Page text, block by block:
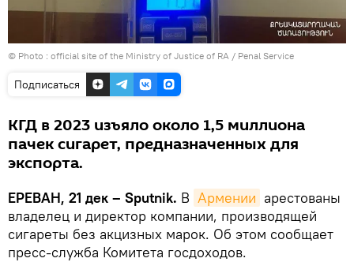
© Photo : official site of the Ministry of Justice of RA / Penal Service
Подписаться
КГД в 2023 изъяло около 1,5 миллиона
пачек сигарет, предназначенных для
экспорта.
ЕРЕВАН, 21 дек – Sputnik. В Армении арестованы
владелец и директор компании, производящей
сигареты без акцизных марок. Об этом сообщает
пресс-служба Комитета госдоходов.